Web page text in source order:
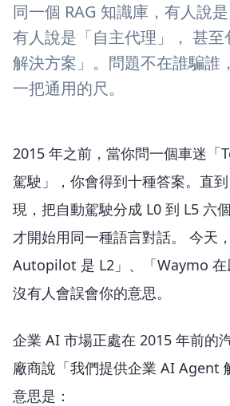
同一個 RAG 知識庫，有人說
有人說是「自主代理」， 甚
解決方案」。問題不在誰騙誰
一把通用的尺。
2015 年之前，當你問一個車迷「
駕駛」，你會得到十種答案。直到
現，把自動駕駛分成 L0 到 L5 六
才開始用同一種語言對話。 今天
Autopilot 是 L2」、「Waymo 在
沒有人會誤會你的意思。
企業 AI 市場正處在 2015 年前的
廠商說「我們提供企業 AI Agent
意思是：